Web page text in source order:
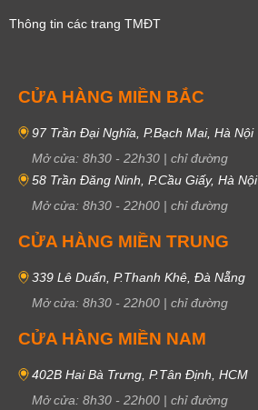
Thông tin các trang TMĐT
CỬA HÀNG MIỀN BẮC
97 Trần Đại Nghĩa, P.Bạch Mai, Hà Nội
Mở cửa: 8h30 - 22h30 | chỉ đường
58 Trần Đăng Ninh, P.Cầu Giấy, Hà Nội
Mở cửa: 8h30 - 22h00 | chỉ đường
CỬA HÀNG MIỀN TRUNG
339 Lê Duẩn, P.Thanh Khê, Đà Nẵng
Mở cửa: 8h30 - 22h00 | chỉ đường
CỬA HÀNG MIỀN NAM
402B Hai Bà Trưng, P.Tân Định, HCM
Mở cửa: 8h30 - 22h00 | chỉ đường